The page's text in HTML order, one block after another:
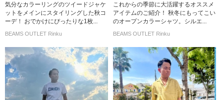
気分なカラーリングのツイードジャケ
ットをメインにスタイリングした秋コ
ーデ！ おでかけにぴったりな1枚...
BEAMS OUTLET Rinku
これからの季節に大活躍するオススメ
アイテムのご紹介！ 秋冬にもってこい
のオープンカラーシャツ。シルエ...
BEAMS OUTLET Rinku